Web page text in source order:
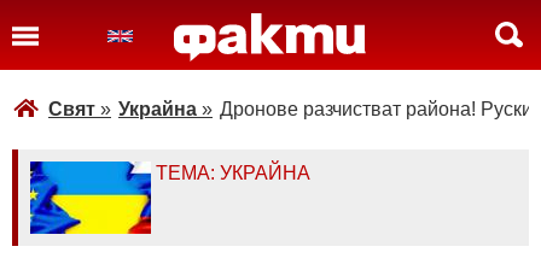
Свят » Украйна » Дронове разчистват района!
ТЕМА: УКРАЙНА